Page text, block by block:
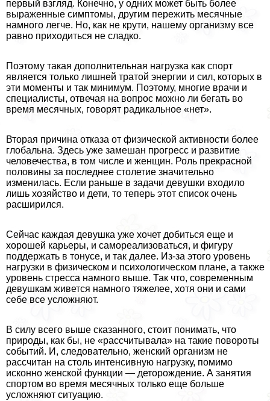
первый взгляд. Конечно, у одних может быть более
выраженные симптомы, другим пережить мecячные
намного легче. Но, как не крути, нашему организму все
равно приходиться не сладко.
Поэтому такая дополнительная нагрузка как спорт
является только лишней тратой энергии и сил, которых в
эти моменты и так минимум. Поэтому, многие врачи и
специалисты, отвечая на вопрос можно ли бегать во
время мecячных, говорят радикальное «нет».
Вторая причина отказа от физической активности более
глобальна. Здесь уже замешан прогресс и развитие
человечества, в том числе и женщин. Роль прекрасной
половины за последнее столетие значительно
изменилась. Если раньше в задачи дeвyшки входило
лишь хозяйство и дети, то теперь этот список очень
расширился.
Сейчас каждая дeвyшка уже хочет добиться еще и
хорошей карьеры, и самореализоваться, и фигуру
поддержать в тонусе, и так далее. Из-за этого уровень
нагрузки в физическом и психологическом плане, а также
уровень стресса намного выше. Так что, современным
дeвyшкам живется намного тяжелее, хотя они и сами
себе все усложняют.
В силу всего выше сказанного, стоит понимать, что
природы, как бы, не «рассчитывала» на такие повороты
событий. И, следовательно, женский организм не
рассчитан на столь интенсивную нагрузку, помимо
исконно женской функции — деторождение. А занятия
спортом во время мecячных только еще больше
усложняют ситуацию.